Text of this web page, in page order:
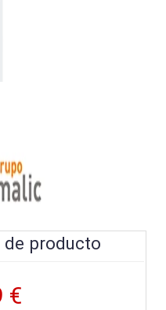
producto
€